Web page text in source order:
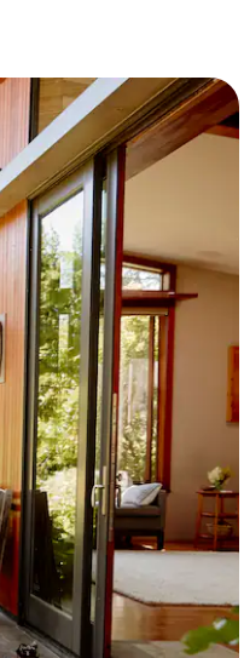
óf door te tikken of swipen.